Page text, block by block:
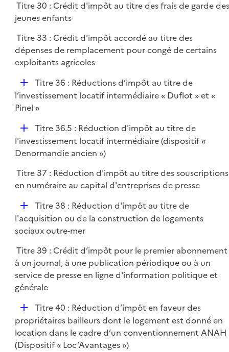
l
i
e
r
Titre 30 : Crédit d'impôt au titre des frais de garde
jeunes enfants
Titre 33 : Crédit d'impôt accordé au titre des
dépenses de remplacement pour congé de certains
exploitants agricoles
D
é
p
e
r
Titre 36 : Réductions d’impôt au titre de
l’investissement locatif intermédiaire « Duflot » et «
Pinel »
D
é
p
i
e
Titre 36.5 : Réduction d'impôt au titre de
l'investissement locatif intermédiaire (dispositif «
Denormandie ancien »)
Titre 37 : Réduction d'impôt au titre des souscriptions
en numéraire au capital d'entreprises de presse
D
é
p
i
e
r
Titre 38 : Réduction d'impôt au titre de
l'acquisition ou de la construction de logements
sociaux outre-mer
Titre 39 : Crédit d’impôt pour le premier abonnement
à un journal, à une publication périodique ou à un
service de presse en ligne d'information politique et
générale
D
é
p
l
Titre 40 : Réduction d’impôt en faveur des
propriétaires bailleurs dont le logement est donné en
location dans le cadre d’un conventionnement ANAH
(Dispositif « Loc’Avantages »)